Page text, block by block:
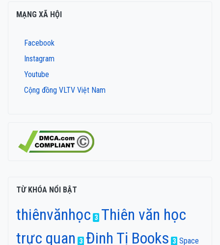
MẠNG XÃ HỘI
Facebook
Instagram
Youtube
Cộng đồng VLTV Việt Nam
TỪ KHÓA NỔI BẬT
thiênvănhọc 3 Thiên văn học
trực quan
3 Đinh Tị Books 3 Space